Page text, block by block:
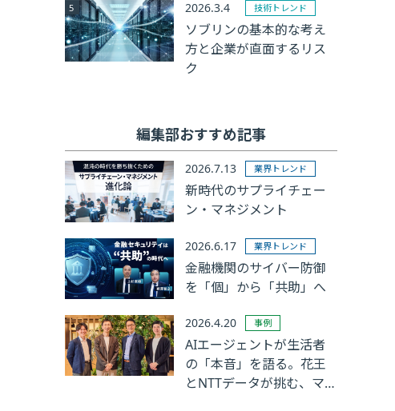
編集部おすすめ記事
2026.7.13 業界トレンド
新時代のサプライチェー
ン・マネジメント
2026.6.17 業界トレンド
金融機関のサイバー防御
を「個」から「共助」へ
2026.4.20 事例
AIエージェントが生活者
の「本音」を語る。花王
とNTTデータが挑む、マ
2026.3.4 技術トレンド
ソブリンの基本的な考え
方と企業が直面するリス
ク